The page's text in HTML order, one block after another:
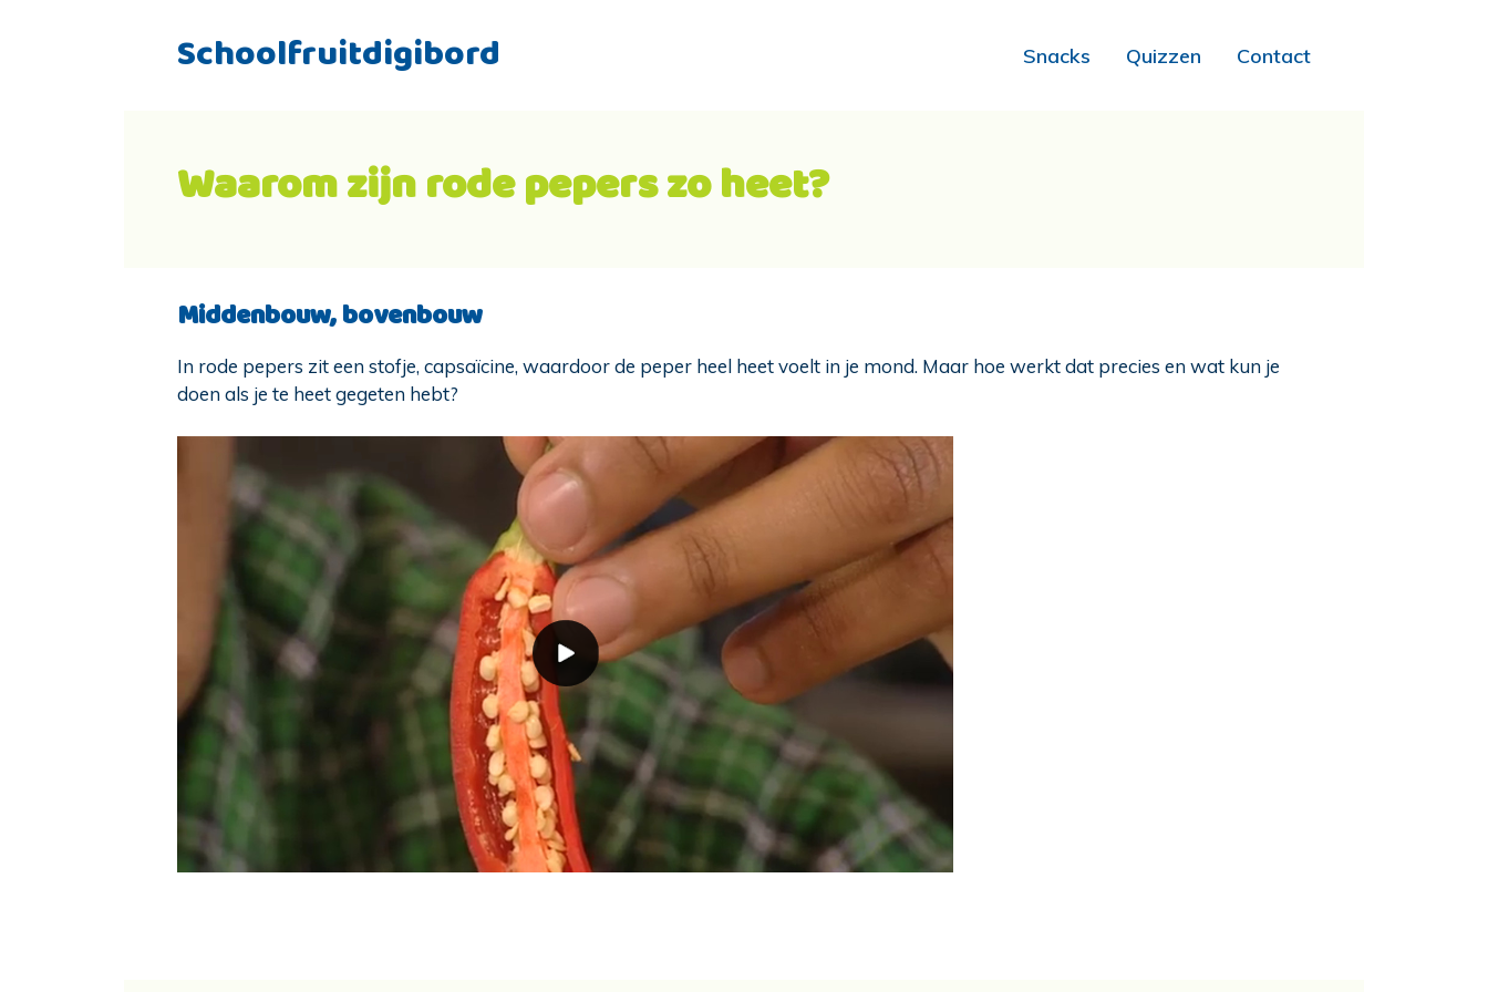
Schoolfruitdigibord Snacks Quizzen Contact
Waarom zijn rode pepers zo heet?
Middenbouw, bovenbouw
In rode pepers zit een stofje, capsaïcine, waardoor de peper heel heet voelt in je mond. Maar hoe werkt dat precies en wat kun je
doen als je te heet gegeten hebt?